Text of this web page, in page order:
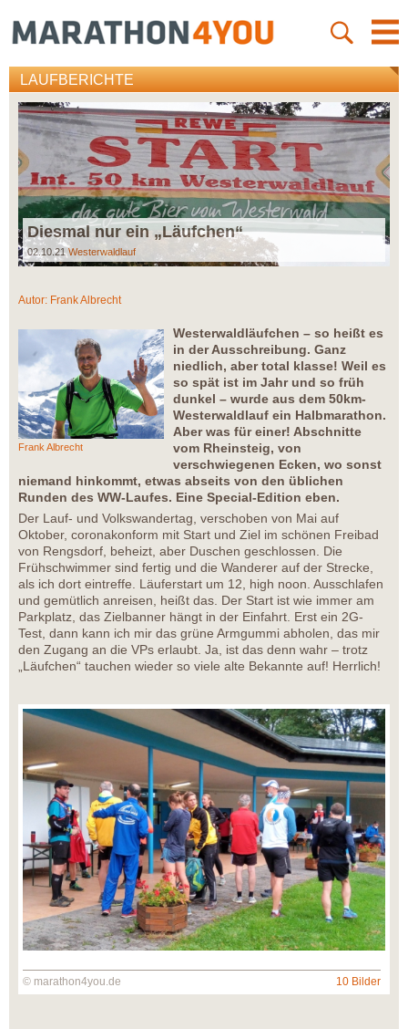
LAUFBERICHTE
Diesmal nur ein „Läufchen“
02.10.21Westerwaldlauf
Autor: Frank Albrecht
Frank Albrecht
Westerwaldläufchen – so heißt es
in der Ausschreibung. Ganz
niedlich, aber total klasse! Weil es
so spät ist im Jahr und so früh
dunkel – wurde aus dem 50km-
Westerwaldlauf ein Halbmarathon.
Aber was für einer! Abschnitte
vom Rheinsteig, von
verschwiegenen Ecken, wo sonst
niemand hinkommt, etwas abseits von den üblichen
Runden des WW-Laufes. Eine Special-Edition eben.
Der Lauf- und Volkswandertag, verschoben von Mai auf
Oktober, coronakonform mit Start und Ziel im schönen Freibad
von Rengsdorf, beheizt, aber Duschen geschlossen. Die
Frühschwimmer sind fertig und die Wanderer auf der Strecke,
als ich dort eintreffe. Läuferstart um 12, high noon. Ausschlafen
und gemütlich anreisen, heißt das. Der Start ist wie immer am
Parkplatz, das Zielbanner hängt in der Einfahrt. Erst ein 2G-
Test, dann kann ich mir das grüne Armgummi abholen, das mir
den Zugang an die VPs erlaubt. Ja, ist das denn wahr – trotz
„Läufchen“ tauchen wieder so viele alte Bekannte auf! Herrlich!
© marathon4you.de 10 Bilder